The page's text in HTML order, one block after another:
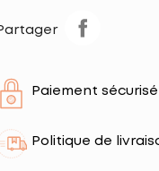
Paiement sécurisé
Politique de